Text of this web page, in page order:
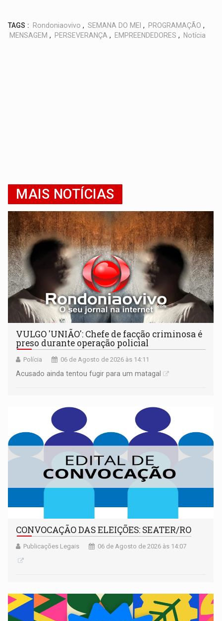
TAGS : Rondoniaovivo , SEMANA DO MEI , PROGRAMAÇÃO ,
MENSAGEM , PERSEVERANÇA , EMPREENDEDORES , Notícia
MAIS NOTÍCIAS
VULGO 'UNIÃO': Chefe de facção criminosa é
preso durante operação policial
Polícia 06 de Agosto de 2026 às 14:11
Acusado ainda tentou fugir para um matagal
CONVOCAÇÃO DAS ELEIÇÕES: SEATER/RO
Publicações Legais 06 de Agosto de 2026 às 14:07